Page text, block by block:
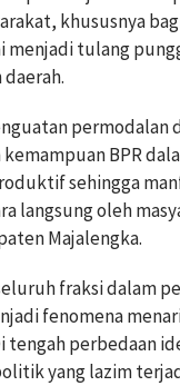
khususnya
menjadi tulang
permodalan
BPR
sehingga
langsung oleh
Majalengka.
fraksi dalam
fenomena
tengah perbedaan
yang lazim